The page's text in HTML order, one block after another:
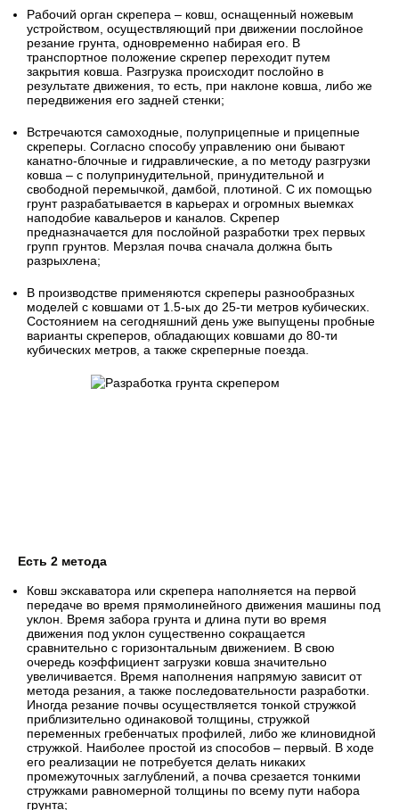
Рабочий орган скрепера – ковш, оснащенный ножевым
устройством, осуществляющий при движении послойное
резание грунта, одновременно набирая его. В
транспортное положение скрепер переходит путем
закрытия ковша. Разгрузка происходит послойно в
результате движения, то есть, при наклоне ковша, либо же
передвижения его задней стенки;
Встречаются самоходные, полуприцепные и прицепные
скреперы. Согласно способу управлению они бывают
канатно-блочные и гидравлические, а по методу разгрузки
ковша – с полупринудительной, принудительной и
свободной перемычкой, дамбой, плотиной. С их помощью
грунт разрабатывается в карьерах и огромных выемках
наподобие кавальеров и каналов. Скрепер
предназначается для послойной разработки трех первых
групп грунтов. Мерзлая почва сначала должна быть
разрыхлена;
В производстве применяются скреперы разнообразных
моделей с ковшами от 1.5-ых до 25-ти метров кубических.
Состоянием на сегодняшний день уже выпущены пробные
варианты скреперов, обладающих ковшами до 80-ти
кубических метров, а также скреперные поезда.
Есть 2 метода
Ковш экскаватора или скрепера наполняется на первой
передаче во время прямолинейного движения машины под
уклон. Время забора грунта и длина пути во время
движения под уклон существенно сокращается
сравнительно с горизонтальным движением. В свою
очередь коэффициент загрузки ковша значительно
увеличивается. Время наполнения напрямую зависит от
метода резания, а также последовательности разработки.
Иногда резание почвы осуществляется тонкой стружкой
приблизительно одинаковой толщины, стружкой
переменных гребенчатых профилей, либо же клиновидной
стружкой. Наиболее простой из способов – первый. В ходе
его реализации не потребуется делать никаких
промежуточных заглублений, а почва срезается тонкими
стружками равномерной толщины по всему пути набора
грунта;